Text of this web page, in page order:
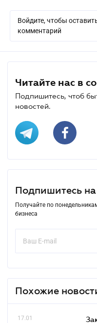
Войдите, чтобы
комментарий
Читайте нас в
Подпишитесь, чтоб
новостей.
Подпишитесь
Получайте по
бизнеса
Похожие
17.01